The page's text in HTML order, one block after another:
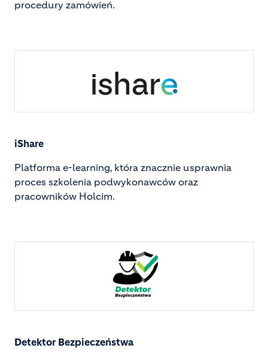
procedury zamówień.
Image
iShare
Platforma e-learning, która znacznie usprawnia
proces szkolenia podwykonawców oraz
pracowników Holcim.
Image
Detektor Bezpieczeństwa